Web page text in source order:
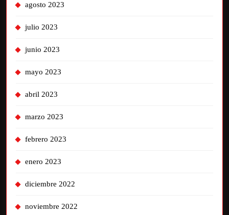
agosto 2023
julio 2023
junio 2023
mayo 2023
abril 2023
marzo 2023
febrero 2023
enero 2023
diciembre 2022
noviembre 2022